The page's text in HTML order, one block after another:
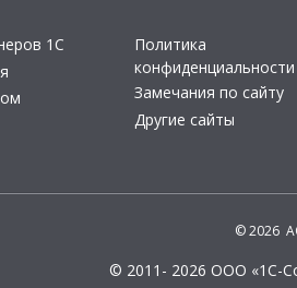
1С
Политика
конфиденциальности
Замечания по сайту
Другие сайты
© 2026
© 2011- 2026 ООО «1С-